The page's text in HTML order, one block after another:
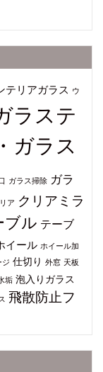
テリアガラス ウ
ラステ
ガラス
ガラス掃除 ガラ
ア クリアミラ
ブル テーブ
イール ホイール加
ジ 仕切り 外窓 天板
垢 泡入りガラス
飛散防止フ